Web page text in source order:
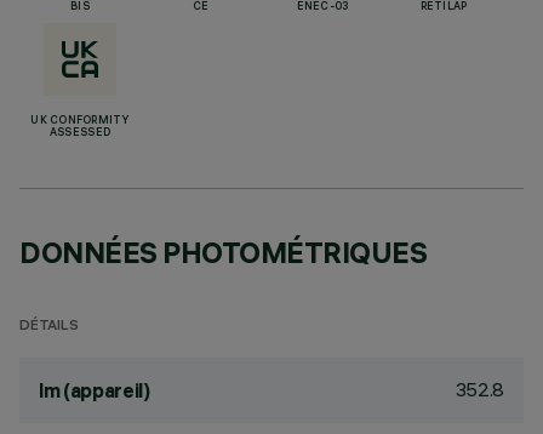
BIS CE ENEC-03 RETILAP
UK CONFORMITY
ASSESSED
DONNÉES PHOTOMÉTRIQUES
DÉTAILS
lm (appareil) 352.8